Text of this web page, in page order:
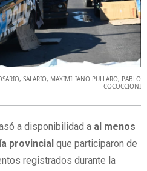
, SALARIO, MAXIMILIANO PULLARO, PABLO
COCOCCIONI
a disponibilidad a al menos
provincial que participaron de
registrados durante la